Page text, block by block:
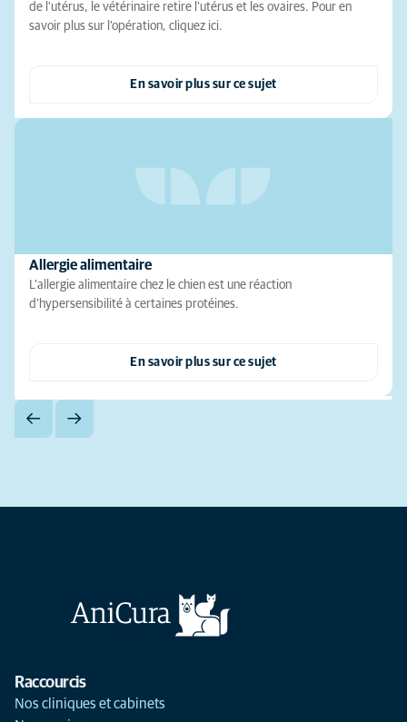
de l'utérus, le vétérinaire retire l'utérus et les ovaires. Pour en
savoir plus sur l'opération, cliquez ici.
En savoir plus sur ce sujet
Allergie alimentaire
L’allergie alimentaire chez le chien est une réaction
d’hypersensibilité à certaines protéines.
En savoir plus sur ce sujet
Raccourcis
Nos cliniques et cabinets